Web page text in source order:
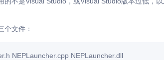
个文件：
NEPLauncher.cpp NEPLauncher.dll